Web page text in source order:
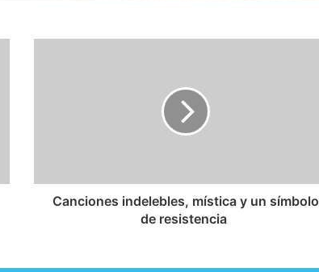
​Canciones indelebles, mística y un símbolo
de resistencia